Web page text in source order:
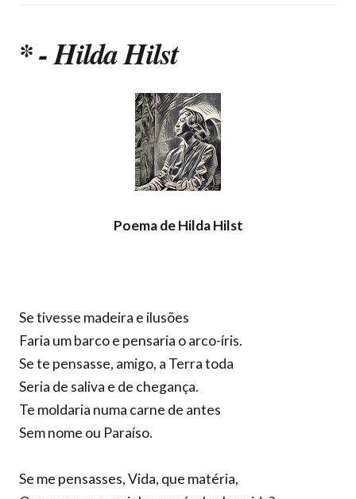
* - Hilda Hilst
Poema de Hilda Hilst
Se tivesse madeira e ilusões
Faria um barco e pensaria o arco-íris.
Se te pensasse, amigo, a Terra toda
Seria de saliva e de chegança.
Te moldaria numa carne de antes
Sem nome ou Paraíso.
Se me pensasses, Vida, que matéria,